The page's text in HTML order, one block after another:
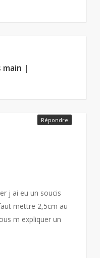
main |
j ai eu un soucis
mettre 2,5cm au
m expliquer un
Répondre